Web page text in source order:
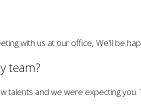
with us at our office, We'll be
team?
talents and we were expecting